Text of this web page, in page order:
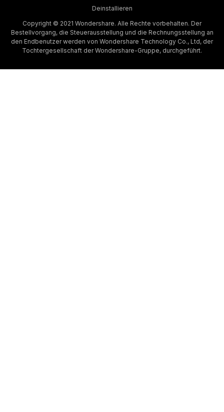
Deinstallieren
Copyright © 2021 Wondershare. Alle Rechte vorbehalten. Der
Bestellvorgang, die Steuerausstellung und die Rechnungsstellung an
den Endbenutzer werden von Wondershare Technology Co., Ltd, der
Tochtergesellschaft der Wondershare-Gruppe, durchgeführt.